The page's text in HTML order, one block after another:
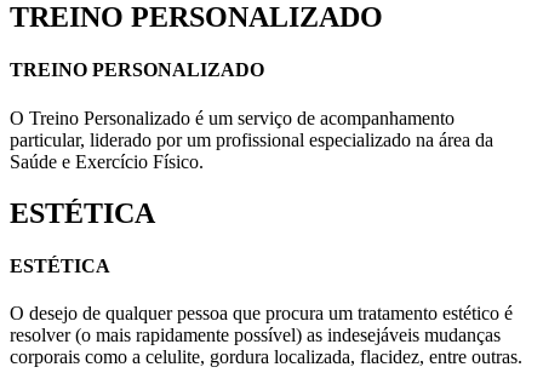
TREINO PERSONALIZADO
TREINO PERSONALIZADO
O Treino Personalizado é um serviço de acompanhamento
particular, liderado por um profissional especializado na área da
Saúde e Exercício Físico.
ESTÉTICA
ESTÉTICA
O desejo de qualquer pessoa que procura um tratamento estético é
resolver (o mais rapidamente possível) as indesejáveis mudanças
corporais como a celulite, gordura localizada, flacidez, entre outras.